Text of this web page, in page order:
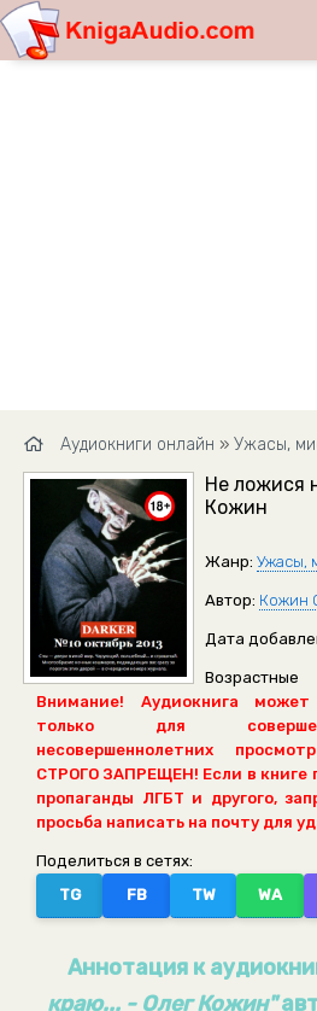
Аудиокниги онлайн » Ужасы,
Не ложися
Кожин
Жанр: Ужасы,
Автор: Кожин
Дата
Возрастные
Внимание! Аудиокнига
только для
несовершеннолетних
СТРОГО ЗАПРЕЩЕН! Если в книге
пропаганды ЛГБТ и другого,
просьба написать на почту для
Поделиться в сетях:
TG
FB TW WA
Аннотация к
краю... - Олег Кожин"